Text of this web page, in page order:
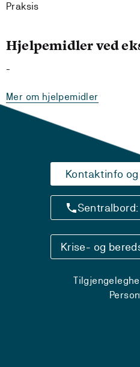
Praksis
Hjelpemidler ved
-
Mer om hjelpemidler
Kontaktinfo
Krise- og